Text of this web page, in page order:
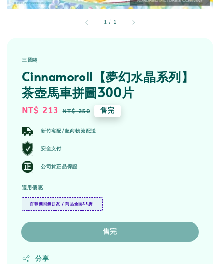
1 / 1
三麗鷗
Cinnamoroll【夢幻水晶系列】
茶壺馬車拼圖300片
Sale
NT$ 213 Regular
NT$ 250 售完
新竹宅配/超商物流配送
安全支付
公司貨正品保證
適用優惠
百耘圖回饋拼友 / 商品全面85折!
售完
分享